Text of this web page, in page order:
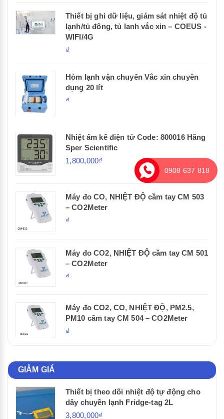
Thiết bị ghi dữ liệu, giám sát nhiệt độ tủ
lạnh/tủ đông, tủ lanh vắc xin – COEUS -
WIFI/4G
₫
Hòm lạnh vận chuyển Vắc xin chuyên
dụng 20 lít
₫
Nhiệt ẩm kế điện tử Code: 800016 Hãng
Sper Scientific
1,800,000₫
Máy đo CO, NHIỆT ĐỘ cầm tay CM 503
– CO2Meter
₫
Máy đo CO2, NHIỆT ĐỘ cầm tay CM 501
– CO2Meter
₫
Máy đo CO2, CO, NHIỆT ĐỘ, PM2.5,
PM10 cầm tay CM 504 – CO2Meter
₫
GIẢM GIÁ
Thiết bị theo dõi nhiệt độ tự động cho
dây chuyền lạnh Fridge-tag 2L
3,800,000₫
0908 637 818